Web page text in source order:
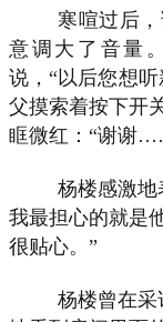
寒喧过后
意调大了音量
说，“以后您想
父摸索着按下开
眶微红：“谢谢
杨楼感激地
我最担心的就是
很贴心。”
杨楼曾在